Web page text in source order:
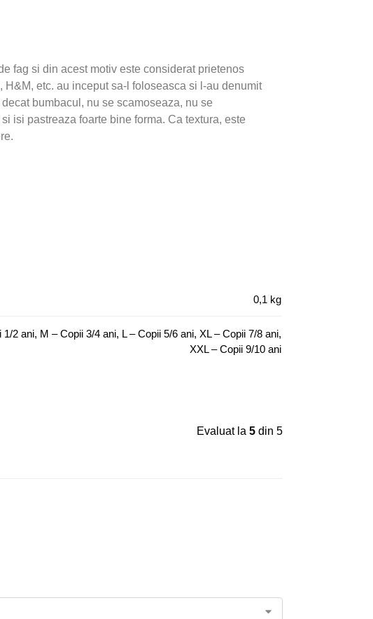
fag si din acest motiv este considerat prietenos
etc. au inceput sa-l foloseasca si l-au denumit
bumbacul, nu se scamoseaza, nu se
isi pastreaza foarte bine forma. Ca textura, este
0,1 kg
2 ani, M – Copii 3/4 ani, L – Copii 5/6 ani, XL – Copii 7/8 ani,
XXL – Copii 9/10 ani
Evaluat la5 din 5